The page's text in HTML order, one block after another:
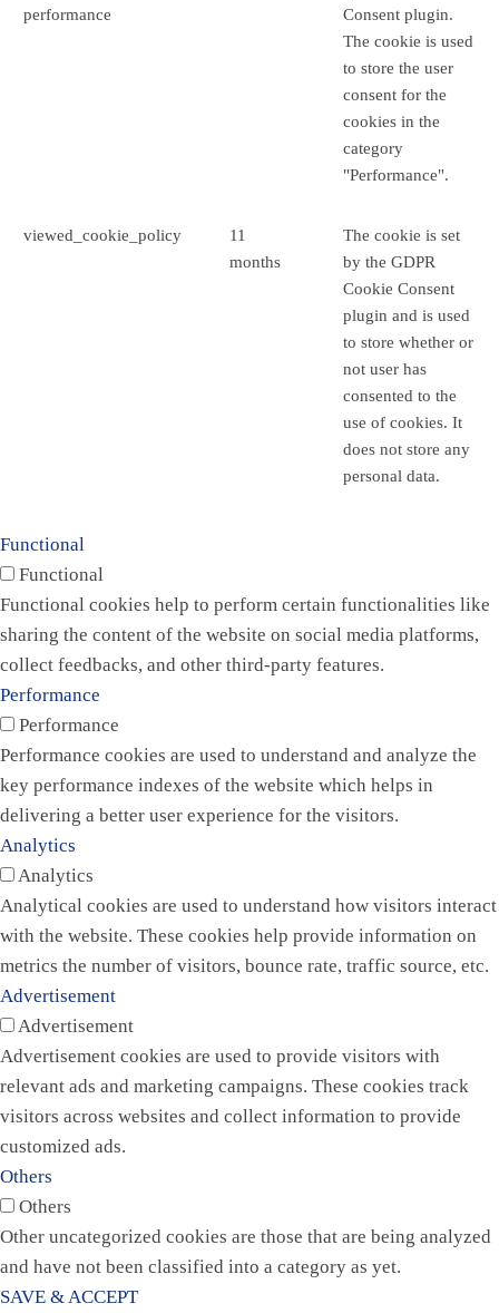
performance
Consent plugin.
The cookie is used
to store the user
consent for the
cookies in the
category
"Performance".
viewed_cookie_policy
11
months
The cookie is set
by the GDPR
Cookie Consent
plugin and is used
to store whether or
not user has
consented to the
use of cookies. It
does not store any
personal data.
Functional
Functional
Functional cookies help to perform certain functionalities like
sharing the content of the website on social media platforms,
collect feedbacks, and other third-party features.
Performance
Performance
Performance cookies are used to understand and analyze the
key performance indexes of the website which helps in
delivering a better user experience for the visitors.
Analytics
Analytics
Analytical cookies are used to understand how visitors interact
with the website. These cookies help provide information on
metrics the number of visitors, bounce rate, traffic source, etc.
Advertisement
Advertisement
Advertisement cookies are used to provide visitors with
relevant ads and marketing campaigns. These cookies track
visitors across websites and collect information to provide
customized ads.
Others
Others
Other uncategorized cookies are those that are being analyzed
and have not been classified into a category as yet.
SAVE & ACCEPT